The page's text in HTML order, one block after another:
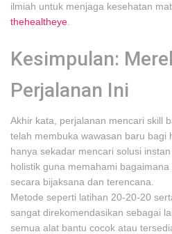
ilmiah untuk menjaga kesehatan
thehealtheye
Kesimpulan:
Perjalanan Ini
Akhir kata, perjalanan mencari skill
telah membuka wawasan baru bagi
hanya sekadar mencari solusi
holistik guna memahami
secara bijaksana dan terencana.
Metode seperti latihan 20-20-20
sangat direkomendasikan sebagai
semua alat bantu cocok atau